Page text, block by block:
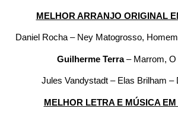
MELHOR ARRANJO ORIGINAL
Daniel Rocha – Ney Matogrosso,
Guilherme Terra– Marrom, O
Jules Vandystadt – Elas Brilham –
MELHOR LETRA E MÚSICA